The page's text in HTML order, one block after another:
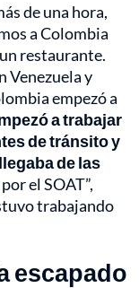
de una hora,
a Colombia
restaurante.
Venezuela y
empezó a
a trabajar
de tránsito y
de las
el SOAT”,
trabajando
escapado